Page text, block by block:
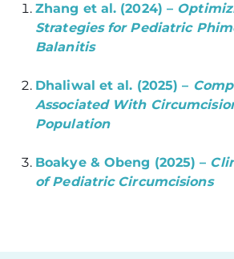
Zhang et al. (2024) –
Strategies for Pediatric
Balanitis
Dhaliwal et al. (2025) –
Associated With
Population
Boakye & Obeng (2025) –
of Pediatric Circumcisions